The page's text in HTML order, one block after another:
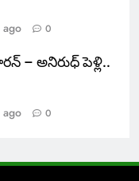
ago 0
– అనిరుధ్ పెళ్లి..
ago 0